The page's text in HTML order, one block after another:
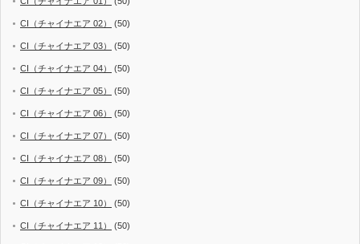
CI（チャイナエア 02） (50)
CI（チャイナエア 03） (50)
CI（チャイナエア 04） (50)
CI（チャイナエア 05） (50)
CI（チャイナエア 06） (50)
CI（チャイナエア 07） (50)
CI（チャイナエア 08） (50)
CI（チャイナエア 09） (50)
CI（チャイナエア 10） (50)
CI（チャイナエア 11） (50)